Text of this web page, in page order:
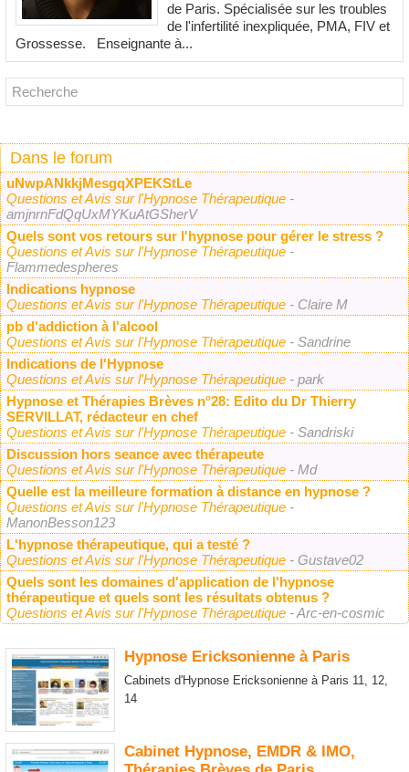
de Paris. Spécialisée sur les troubles
de l'infertilité inexpliquée, PMA, FIV et
Grossesse. Enseignante à...
Dans le forum
uNwpANkkjMesgqXPEKStLe
Questions et Avis sur l'Hypnose Thérapeutique -
amjnrnFdQqUxMYKuAtGSherV
Quels sont vos retours sur l'hypnose pour gérer le stress ?
Questions et Avis sur l'Hypnose Thérapeutique -
Flammedespheres
Indications hypnose
Questions et Avis sur l'Hypnose Thérapeutique - Claire M
pb d'addiction à l'alcool
Questions et Avis sur l'Hypnose Thérapeutique - Sandrine
Indications de l'Hypnose
Questions et Avis sur l'Hypnose Thérapeutique - park
Hypnose et Thérapies Brèves n°28: Edito du Dr Thierry
SERVILLAT, rédacteur en chef
Questions et Avis sur l'Hypnose Thérapeutique - Sandriski
Discussion hors seance avec thérapeute
Questions et Avis sur l'Hypnose Thérapeutique - Md
Quelle est la meilleure formation à distance en hypnose ?
Questions et Avis sur l'Hypnose Thérapeutique -
ManonBesson123
L'hypnose thérapeutique, qui a testé ?
Questions et Avis sur l'Hypnose Thérapeutique - Gustave02
Quels sont les domaines d'application de l'hypnose
thérapeutique et quels sont les résultats obtenus ?
Questions et Avis sur l'Hypnose Thérapeutique - Arc-en-cosmic
Hypnose Ericksonienne à Paris
Cabinets d'Hypnose Ericksonienne à Paris 11, 12,
14
Cabinet Hypnose, EMDR & IMO,